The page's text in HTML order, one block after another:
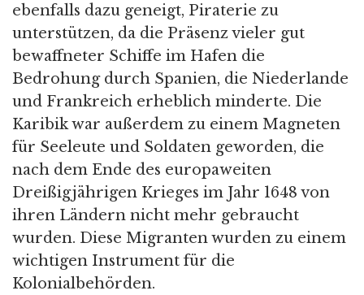
ebenfalls dazu geneigt, Piraterie zu
unterstützen, da die Präsenz vieler gut
bewaffneter Schiffe im Hafen die
Bedrohung durch Spanien, die Niederlande
und Frankreich erheblich minderte. Die
Karibik war außerdem zu einem Magneten
für Seeleute und Soldaten geworden, die
nach dem Ende des europaweiten
Dreißigjährigen Krieges im Jahr 1648 von
ihren Ländern nicht mehr gebraucht
wurden. Diese Migranten wurden zu einem
wichtigen Instrument für die
Kolonialbehörden.